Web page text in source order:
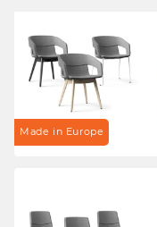
Made in Europe